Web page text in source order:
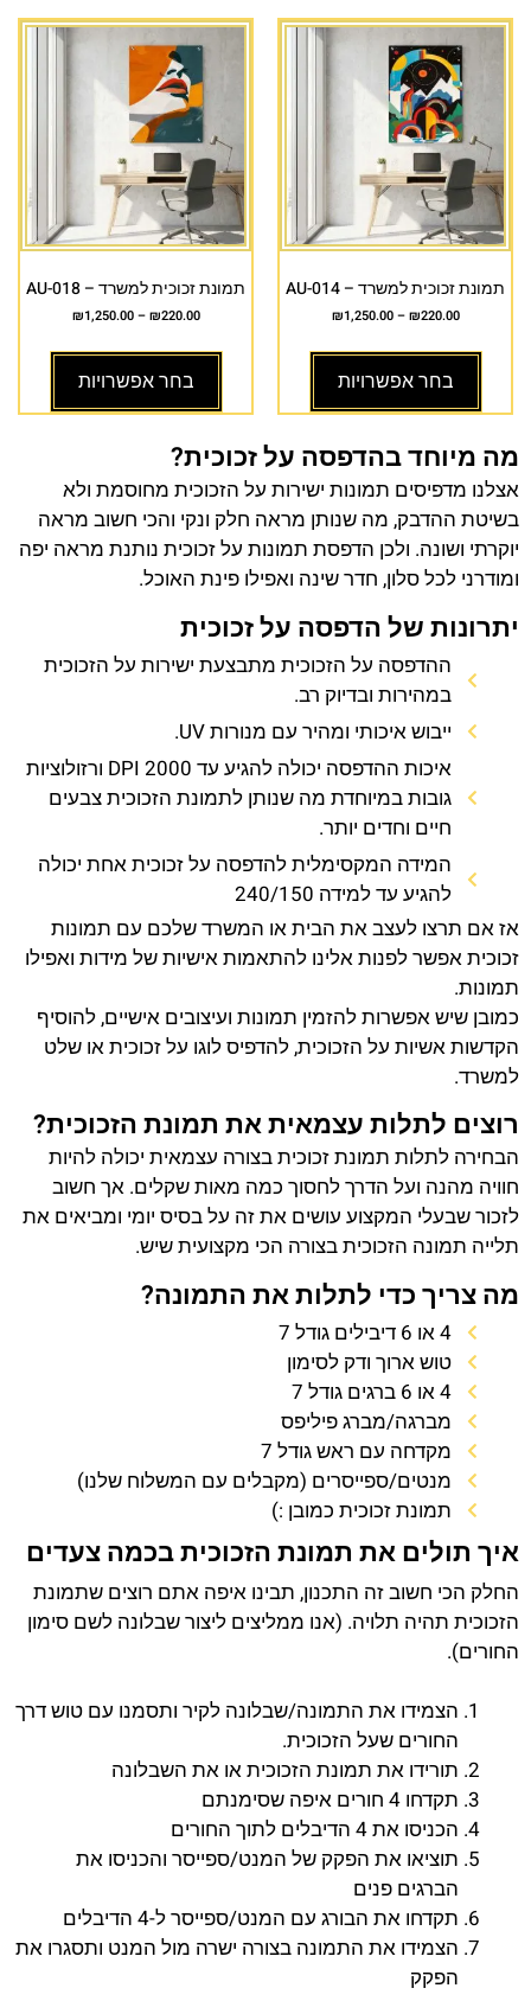
תמונת זכוכית למשרד – AU-014
₪220.00
–
₪1,250.00
בחר אפשרויות
תמונת זכוכית למשרד – AU-018
₪220.00
–
₪1,250.00
בחר אפשרויות
מה מיוחד בהדפסה על זכוכית?
אצלנו מדפיסים תמונות ישירות על הזכוכית מחוסמת ולא
בשיטת ההדבק, מה שנותן מראה חלק ונקי והכי חשוב מראה
יוקרתי ושונה. ולכן הדפסת תמונות על זכוכית נותנת מראה יפה
ומודרני לכל סלון, חדר שינה ואפילו פינת האוכל.
יתרונות של הדפסה על זכוכית
ההדפסה על הזכוכית מתבצעת ישירות על הזכוכית
במהירות ובדיוק רב.
ייבוש איכותי ומהיר עם מנורות UV.
איכות ההדפסה יכולה להגיע עד 2000 DPI ורזולוציות
גובות במיוחדת מה שנותן לתמונת הזכוכית צבעים
חיים וחדים יותר.
המידה המקסימלית להדפסה על זכוכית אחת יכולה
להגיע עד למידה 240/150
אז אם תרצו לעצב את הבית או המשרד שלכם עם תמונות
זכוכית אפשר לפנות אלינו להתאמות אישיות של מידות ואפילו
תמונות.
כמובן שיש אפשרות להזמין תמונות ועיצובים אישיים, להוסיף
הקדשות אשיות על הזכוכית, להדפיס לוגו על זכוכית או שלט
למשרד.
רוצים לתלות עצמאית את תמונת הזכוכית?
הבחירה לתלות תמונת זכוכית בצורה עצמאית יכולה להיות
חוויה מהנה ועל הדרך לחסוך כמה מאות שקלים. אך חשוב
לזכור שבעלי המקצוע עושים את זה על בסיס יומי ומביאים את
תלייה תמונה הזכוכית בצורה הכי מקצועית שיש.
מה צריך כדי לתלות את התמונה?
4 או 6 דיבילים גודל 7
טוש ארוך ודק לסימון
4 או 6 ברגים גודל 7
מברגה/מברג פיליפס
מקדחה עם ראש גודל 7
מנטים/ספייסרים (מקבלים עם המשלוח שלנו)
תמונת זכוכית כמובן :)
איך תולים את תמונת הזכוכית בכמה צעדים
החלק הכי חשוב זה התכנון, תבינו איפה אתם רוצים שתמונת
הזכוכית תהיה תלויה. (אנו ממליצים ליצור שבלונה לשם סימון
החורים).
הצמידו את התמונה/שבלונה לקיר ותסמנו עם טוש דרך
החורים שעל הזכוכית.
תורידו את תמונת הזכוכית או את השבלונה
תקדחו 4 חורים איפה שסימנתם
הכניסו את 4 הדיבלים לתוך החורים
תוציאו את הפקק של המנט/ספייסר והכניסו את
הברגים פנים
תקדחו את הבורג עם המנט/ספייסר ל-4 הדיבלים
הצמידו את התמונה בצורה ישרה מול המנט ותסגרו את
הפקק